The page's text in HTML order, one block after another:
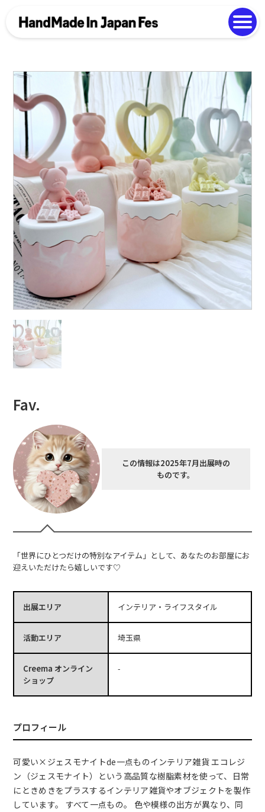
Photo Gallery
中文
Fav.
この情報は2025年7月出展時の
ものです。
「世界にひとつだけの特別なアイテム」として、あなたのお部屋にお
迎えいただけたら嬉しいです♡
出展エリア インテリア・ライフスタイル
活動エリア 埼玉県
Creema オンライン
ショップ
-
プロフィール
可愛い×ジェスモナイトde一点ものインテリア雑貨 エコレジ
ン（ジェスモナイト）という高品質な樹脂素材を使って、日常
にときめきをプラスするインテリア雑貨やオブジェクトを製作
しています。 すべて一点もの。 色や模様の出方が異なり、同